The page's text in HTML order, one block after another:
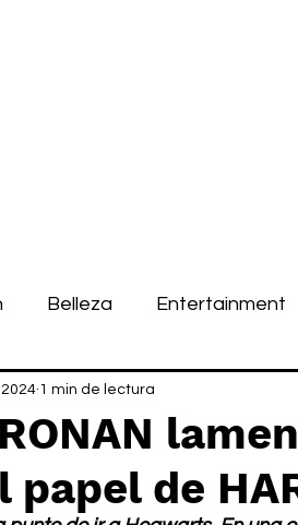
Belleza Entertainment
de
1 min de lectura